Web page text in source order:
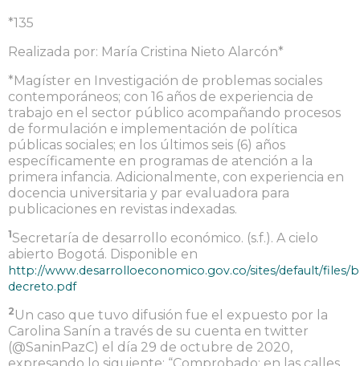
*135
Realizada por: María Cristina Nieto Alarcón*
*Magíster en Investigación de problemas sociales
contemporáneos; con 16 años de experiencia de
trabajo en el sector público acompañando procesos
de formulación e implementación de política
públicas sociales; en los últimos seis (6) años
específicamente en programas de atención a la
primera infancia. Adicionalmente, con experiencia en
docencia universitaria y par evaluadora para
publicaciones en revistas indexadas.
1Secretaría de desarrollo económico. (s.f.). A cielo
abierto Bogotá. Disponible en
http://www.desarrolloeconomico.gov.co/sites/default/files/
decreto.pdf
2 Un caso que tuvo difusión fue el expuesto por la
Carolina Sanín a través de su cuenta en twitter
(@SaninPazC) el día 29 de octubre de 2020,